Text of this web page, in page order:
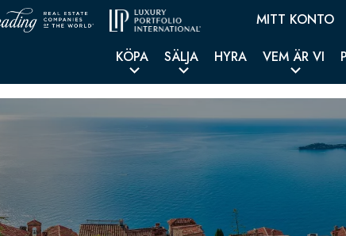
MITT KONTO
KÖPA SÄLJA HYRA VEM ÄR VI